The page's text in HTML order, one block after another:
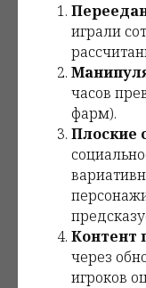
играли
часов
фарм).
Плоские
Контент
через
игроков